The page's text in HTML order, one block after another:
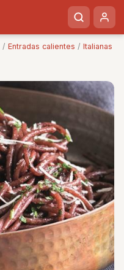
/ Entradas calientes / Italianas